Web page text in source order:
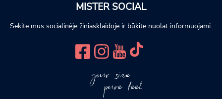
MISTER SOCIAL
Sekite mus socialinėje žiniasklaidoje ir būkite nuolat informuojami.
your size
pure feel